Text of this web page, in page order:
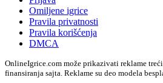
Omiljene igrice
Pravila privatnosti
Pravila korišćenja
DMCA
OnlineIgrice.com može prikazivati reklame
finansiranja sajta. Reklame su deo modela